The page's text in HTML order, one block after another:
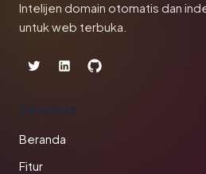
Intelijen domain otomatis dan
untuk web terbuka.
PRODUK
Beranda
Fitur